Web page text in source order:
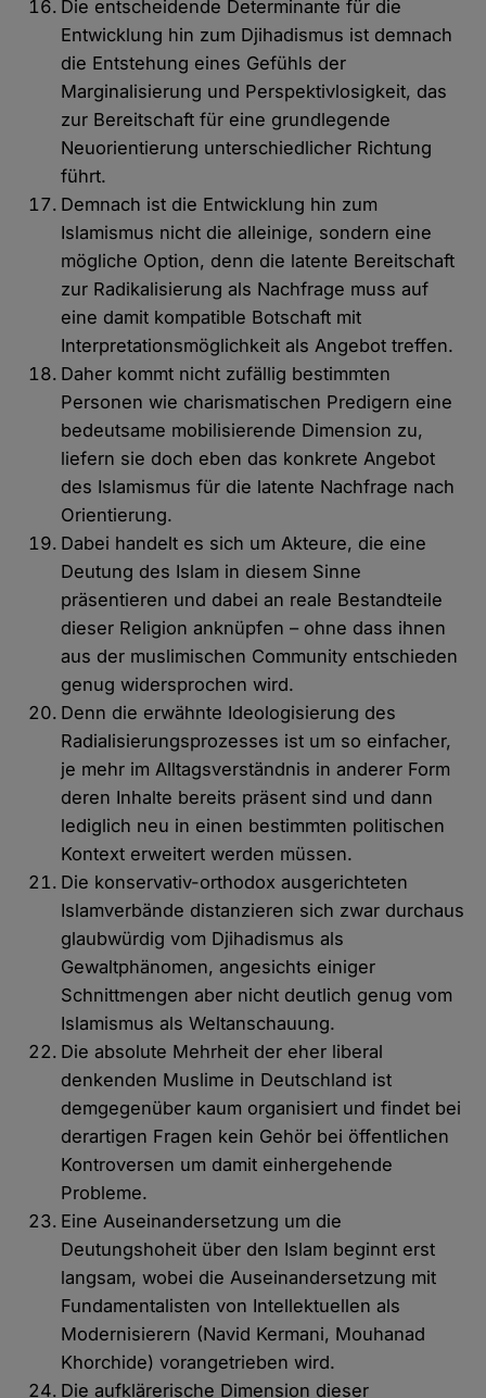
Die entscheidende Determinante für die
Entwicklung hin zum Djihadismus ist demnach
die Entstehung eines Gefühls der
Marginalisierung und Perspektivlosigkeit, das
zur Bereitschaft für eine grundlegende
Neuorientierung unterschiedlicher Richtung
führt.
Demnach ist die Entwicklung hin zum
Islamismus nicht die alleinige, sondern eine
mögliche Option, denn die latente Bereitschaft
zur Radikalisierung als Nachfrage muss auf
eine damit kompatible Botschaft mit
Interpretationsmöglichkeit als Angebot treffen.
Daher kommt nicht zufällig bestimmten
Personen wie charismatischen Predigern eine
bedeutsame mobilisierende Dimension zu,
liefern sie doch eben das konkrete Angebot
des Islamismus für die latente Nachfrage nach
Orientierung.
Dabei handelt es sich um Akteure, die eine
Deutung des Islam in diesem Sinne
präsentieren und dabei an reale Bestandteile
dieser Religion anknüpfen – ohne dass ihnen
aus der muslimischen Community entschieden
genug widersprochen wird.
Denn die erwähnte Ideologisierung des
Radialisierungsprozesses ist um so einfacher,
je mehr im Alltagsverständnis in anderer Form
deren Inhalte bereits präsent sind und dann
lediglich neu in einen bestimmten politischen
Kontext erweitert werden müssen.
Die konservativ-orthodox ausgerichteten
Islamverbände distanzieren sich zwar durchaus
glaubwürdig vom Djihadismus als
Gewaltphänomen, angesichts einiger
Schnittmengen aber nicht deutlich genug vom
Islamismus als Weltanschauung.
Die absolute Mehrheit der eher liberal
denkenden Muslime in Deutschland ist
demgegenüber kaum organisiert und findet bei
derartigen Fragen kein Gehör bei öffentlichen
Kontroversen um damit einhergehende
Probleme.
Eine Auseinandersetzung um die
Deutungshoheit über den Islam beginnt erst
langsam, wobei die Auseinandersetzung mit
Fundamentalisten von Intellektuellen als
Modernisierern (Navid Kermani, Mouhanad
Khorchide) vorangetrieben wird.
Die aufklärerische Dimension dieser